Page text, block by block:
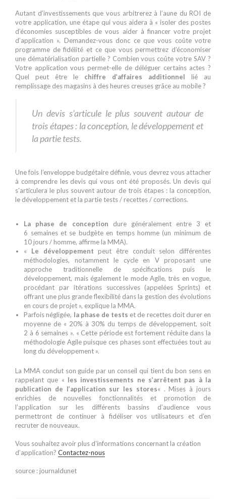
Autant d’investissements que vous arbitrerez à l’aune du ROI de
votre application, une étape qui vous aidera à « isoler des postes
d’économies susceptibles de vous aider à financer votre projet
d’application ». Demandez-vous donc ce que vous coûte votre
programme de fidélité et ce que vous permettrez d’économiser
une dématérialisation partielle ? Combien vous coûte votre SAV ?
Votre application vous permet-elle de déléguer certains actes ?
Quel peut être le chiffre d’affaires additionnel lié au
remplissage des magasins à des heures creuses grâce au mobile ?
Un devis s’articule le plus souvent autour de
trois étapes : la conception, le développement et
la partie tests.
Une fois l’enveloppe budgétaire définie, vous devrez vous attacher
à comprendre les devis qui vous ont été proposés. Un devis qui
s’articulera le plus souvent autour de trois étapes : la conception,
le développement et la partie tests / recettes / corrections.
La phase de conception dure généralement entre 3 et
6 semaines et se budgète en temps homme (un minimum de
10 jours / homme, affirme la MMA).
« Le développement peut être conduit selon différentes
méthodologies, notamment le cycle en V proposant une
approche traditionnelle de spécifications puis le
développement, mais également le mode Agile, très en vogue,
procédant par itérations successives (appelées Sprints) et
offrant une plus grande flexibilité dans la gestion des évolutions
en cours de projet », explique la MMA.
Parfois négligée, la phase de tests et de recettes doit durer en
moyenne de « 20% à 30% du temps de développement, soit
2 à 6 semaines ». « Cette période est fortement réduite dans la
méthodologie Agile puisque ces phases sont effectuées tout au
long du développement ».
La MMA conclut son guide par un conseil qui tient du bon sens en
rappelant que « les investissements ne s’arrêtent pas à la
publication de l’application sur les stores« . Mises à jours
enrichies de nouvelles fonctionnalités et promotion de
l’application sur les différents bassins d’audience vous
permettront de continuer à fidéliser vos utilisateurs et d’en
recruter de nouveaux.
Vous souhaitez avoir plus d’informations concernant la création
d’application? Contactez-nous
source : journaldunet